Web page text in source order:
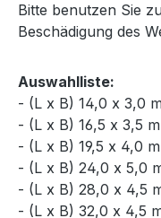
Bitte benutzen Sie
Beschädigung des
Auswahlliste:
- (L x B) 14,0 x 3,0
- (L x B) 16,5 x 3,5
- (L x B) 19,5 x 4,0
- (L x B) 24,0 x 5,0
- (L x B) 28,0 x 4,5
- (L x B) 32,0 x 4,5